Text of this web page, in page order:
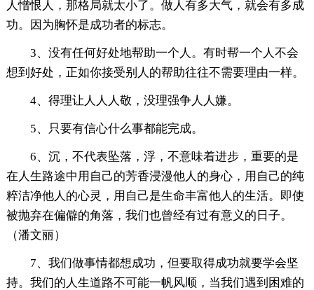
人憎恨人，那格局就太小了。做人有多大气，就会有多成
功。因为胸怀是成功者的标志。
3、没有任何好处地帮助一个人。有时帮一个人不会
想到好处，正如你接受别人的帮助往往不需要理由一样。
4、得理让人人人敬，没理强争人人嫌。
5、只要有信心什么事都能完成。
6、沉，不代表坠落，浮，不意味着进步，重要的是
在人生路途中用自己的芳香浸漫他人的身心，用自己的纯
粹洁净他人的心灵，用自己是生命丰富他人的生活。即使
被抛弃在偏僻的角落，我们也曾经有过有意义的日子。
（潘文丽）
7、我们做事情都想成功，但要取得成功就要学会坚
持。我们的人生道路不可能一帆风顺，当我们遇到困难的